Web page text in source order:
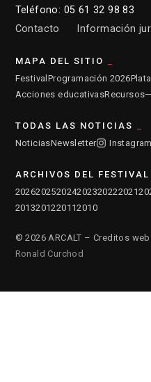
Teléfono: 05 61 32 98 83
Contacto
Información
MAPA DEL SITIO
Festival Programación 2026
Acciones educativasRecursos
TODAS LAS NOTICIAS
NoticiasNewsletter Instagram
ARCHIVOS DEL FESTIVAL
202620252024202320222021
2013201220112010
© 2026 ARCALT – Creditos web
Ronald Curchod